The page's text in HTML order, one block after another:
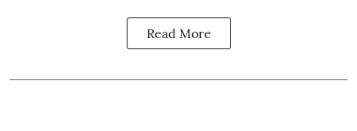
Read More